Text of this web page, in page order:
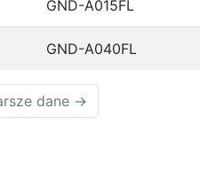
GND-A015FL
GND-A040FL
dane →